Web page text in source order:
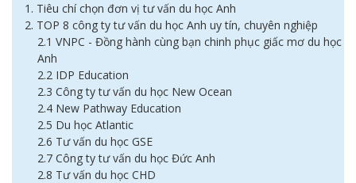
1. Tiêu chí chọn đơn vị tư vấn du học Anh
2. TOP 8 công ty tư vấn du học Anh uy tín, chuyên nghiệp
2.1 VNPC - Đồng hành cùng bạn chinh phục giấc mơ du học
Anh
2.2 IDP Education
2.3 Công ty tư vấn du học New Ocean
2.4 New Pathway Education
2.5 Du học Atlantic
2.6 Tư vấn du học GSE
2.7 Công ty tư vấn du học Đức Anh
2.8 Tư vấn du học CHD